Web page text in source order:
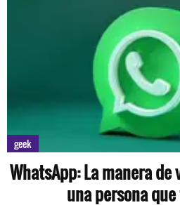
geek
WhatsApp: La manera
una persona